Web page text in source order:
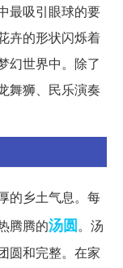
最吸引眼球的要
卉的形状闪烁着
幻世界中。除了
舞狮、民乐演奏
的乡土气息。每
腾腾的汤圆。汤
圆和完整。在家